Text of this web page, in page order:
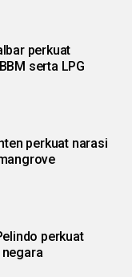
perkuat
serta LPG
perkuat narasi
perkuat